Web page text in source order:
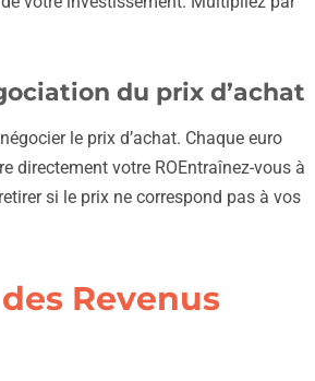
du prix d’achat
le prix d’achat. Chaque euro
directement votre ROEntraînez-vous à
si le prix ne correspond pas à vos
Revenus